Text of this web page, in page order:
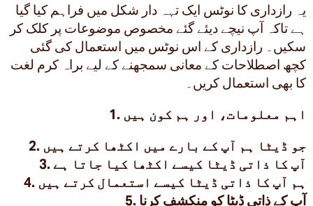
یہ رازداری کا نوٹس ایک تہہ دار شکل میں فراہم کیا گیا
ہے تاکہ آپ نیچے دیئے گئے مخصوص موضوعات پر کلک کر
سکیں۔ رازداری کے اس نوٹس میں استعمال کی گئی
کچھ اصطلاحات کے معانی سمجھنے کے لیے براہ کرم لغت
کا بھی استعمال کریں۔
1. اہم معلومات، اور ہم کون ہیں
2. جو ڈیٹا ہم آپ کے بارے میں اکٹھا کرتے ہیں
3. آپ کا ذاتی ڈیٹا کیسے اکٹھا کیا جاتا ہے
4. ہم آپ کا ذاتی ڈیٹا کیسے استعمال کرتے ہیں
5. آپ کے ذاتی ڈیٹا کو منکشف کرنا